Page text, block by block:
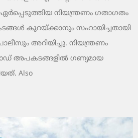
നിയന്ത്രണം ഗതാഗതം
കുറയ്ക്കാനും സഹായിച്ചതായി
അറിയിച്ചു. നിയന്ത്രണം
അപകടങ്ങളിൽ ഗണ്യമായ
Also